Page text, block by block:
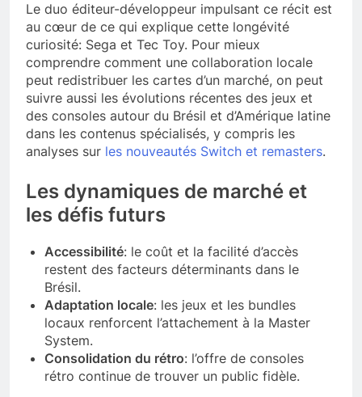
Le duo éditeur-développeur impulsant ce récit est
au cœur de ce qui explique cette longévité
curiosité: Sega et Tec Toy. Pour mieux
comprendre comment une collaboration locale
peut redistribuer les cartes d’un marché, on peut
suivre aussi les évolutions récentes des jeux et
des consoles autour du Brésil et d’Amérique latine
dans les contenus spécialisés, y compris les
analyses sur les nouveautés Switch et remasters.
Les dynamiques de marché et
les défis futurs
Accessibilité: le coût et la facilité d’accès
restent des facteurs déterminants dans le
Brésil.
Adaptation locale: les jeux et les bundles
locaux renforcent l’attachement à la Master
System.
Consolidation du rétro: l’offre de consoles
rétro continue de trouver un public fidèle.